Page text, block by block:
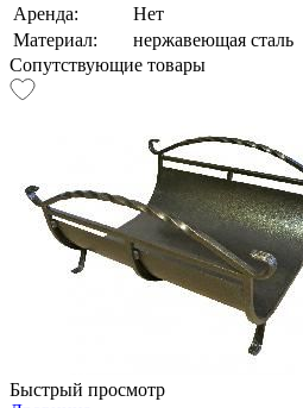
Аренда:
Нет
Материал:
нержавеющая сталь
Сопутствующие товары
Быстрый просмотр